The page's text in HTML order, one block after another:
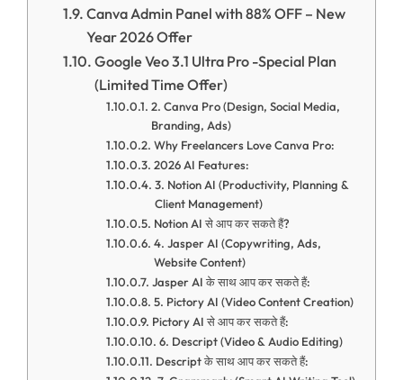
Canva Admin Panel with 88% OFF – New
Year 2026 Offer
Google Veo 3.1 Ultra Pro -Special Plan
(Limited Time Offer)
2. Canva Pro (Design, Social Media,
Branding, Ads)
Why Freelancers Love Canva Pro:
2026 AI Features:
3. Notion AI (Productivity, Planning &
Client Management)
Notion AI से आप कर सकते हैं?
4. Jasper AI (Copywriting, Ads,
Website Content)
Jasper AI के साथ आप कर सकते हैं:
5. Pictory AI (Video Content Creation)
Pictory AI से आप कर सकते हैं:
6. Descript (Video & Audio Editing)
Descript के साथ आप कर सकते हैं: